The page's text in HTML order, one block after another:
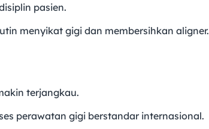
pasien.
menyikat gigi dan membersihkan aligner.
terjangkau.
perawatan gigi berstandar internasional.